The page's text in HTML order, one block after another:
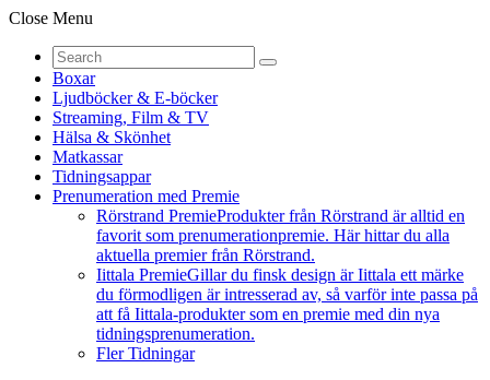
Close Menu
Boxar
Ljudböcker & E-böcker
Streaming, Film & TV
Hälsa & Skönhet
Matkassar
Tidningsappar
Prenumeration med Premie
Rörstrand PremieProdukter från Rörstrand är alltid en
favorit som prenumerationpremie. Här hittar du alla
aktuella premier från Rörstrand.
Iittala PremieGillar du finsk design är Iittala ett märke
du förmodligen är intresserad av, så varför inte passa på
att få Iittala-produkter som en premie med din nya
tidningsprenumeration.
Fler Tidningar